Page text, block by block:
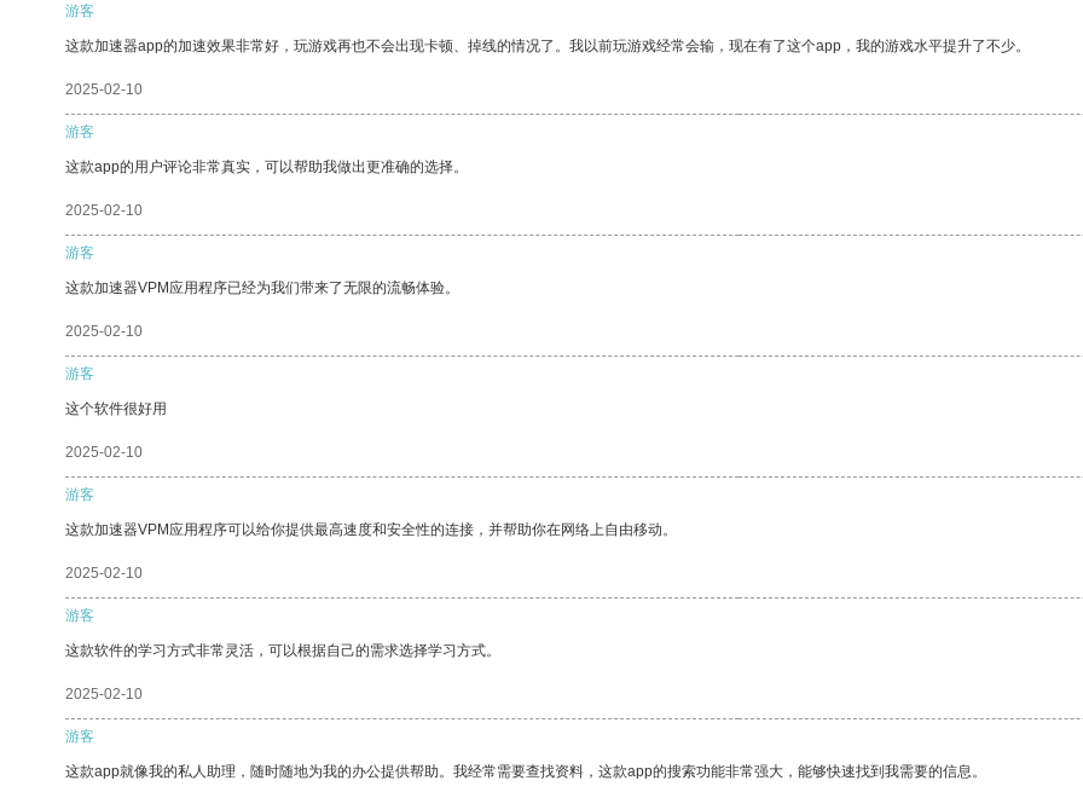
游客
这款加速器app的加速效果非常好，玩游戏再也不会出现卡顿、掉线的情况了。我以前玩游戏经常会输，现在有了这个app，我的游戏水平提升了不少。
2025-02-10
游客
这款app的用户评论非常真实，可以帮助我做出更准确的选择。
2025-02-10
游客
这款加速器VPM应用程序已经为我们带来了无限的流畅体验。
2025-02-10
游客
这个软件很好用
2025-02-10
游客
这款加速器VPM应用程序可以给你提供最高速度和安全性的连接，并帮助你在网络上自由移动。
2025-02-10
游客
这款软件的学习方式非常灵活，可以根据自己的需求选择学习方式。
2025-02-10
游客
这款app就像我的私人助理，随时随地为我的办公提供帮助。我经常需要查找资料，这款app的搜索功能非常强大，能够快速找到我需要的信息。